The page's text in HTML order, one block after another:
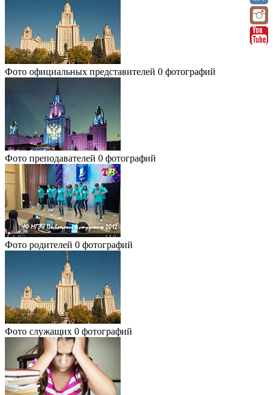
Фото официальных представителей 0 фотографий
Фото преподавателей 0 фотографий
Фото родителей 0 фотографий
Фото служащих 0 фотографий